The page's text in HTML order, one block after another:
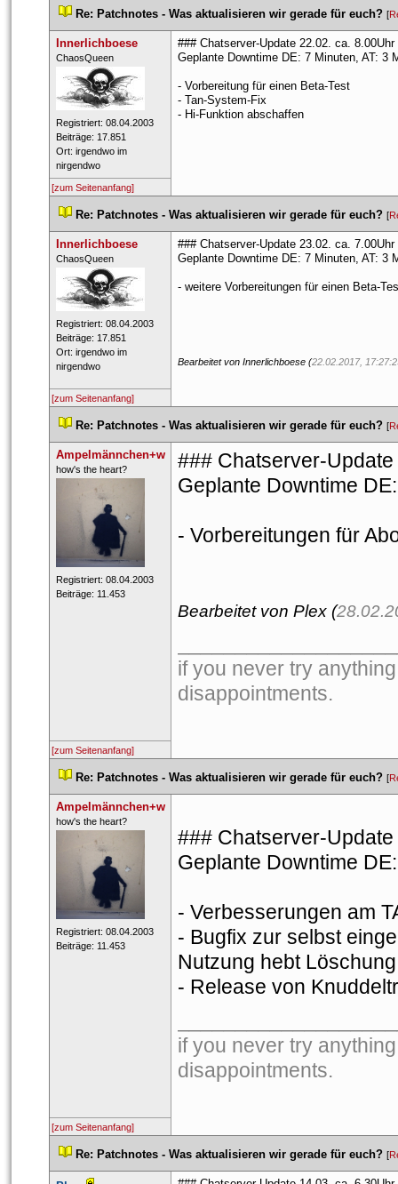
Re: Patchnotes - Was aktualisieren wir gerade für euch? [
Innerlichboese
​ChaosQueen
Registriert: 08.04.2003
Beiträge: 17.851
Ort: irgendwo im
nirgendwo
### Chatserver-Update 22.02. ca. 8.00Uhr
Geplante Downtime DE: 7 Minuten, AT: 3
- Vorbereitung für einen Beta-Test
- Tan-System-Fix
- Hi-Funktion abschaffen
[zum Seitenanfang]
Re: Patchnotes - Was aktualisieren wir gerade für euch? [
Innerlichboese
​ChaosQueen
Registriert: 08.04.2003
Beiträge: 17.851
Ort: irgendwo im
nirgendwo
### Chatserver-Update 23.02. ca. 7.00Uhr
Geplante Downtime DE: 7 Minuten, AT: 3
- weitere Vorbereitungen für einen Beta-
Bearbeitet von Innerlichboese (22.02.2017,
[zum Seitenanfang]
Re: Patchnotes - Was aktualisieren wir gerade für euch? [
Ampelmännchen+w
​how's the heart?
Registriert: 08.04.2003
Beiträge: 11.453
### Chatserver-
Geplante Downtime
- Vorbereitungen für
Bearbeitet von Plex (
if you never try
disappointments.
[zum Seitenanfang]
Re: Patchnotes - Was aktualisieren wir gerade für euch? [
Ampelmännchen+w
​how's the heart?
Registriert: 08.04.2003
Beiträge: 11.453
### Chatserver-
Geplante Downtime
- Verbesserungen am
- Bugfix zur selbst
Nutzung hebt
- Release von
if you never try
disappointments.
[zum Seitenanfang]
Re: Patchnotes - Was aktualisieren wir gerade für euch? [